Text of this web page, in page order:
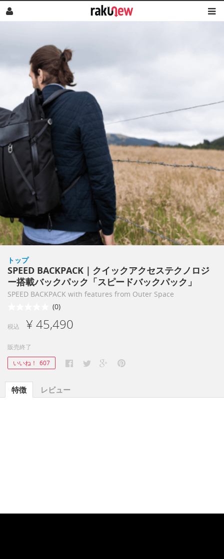
トップ
SPEED BACKPACK｜クイックアクセステクノロジ
ー搭載バックパック「スピードバックパック」
SPEED BACKPACK with features from Outer Space
(0)
税込 ¥ 45,490
販売終了
いいね！ 607
特徴 レビュー